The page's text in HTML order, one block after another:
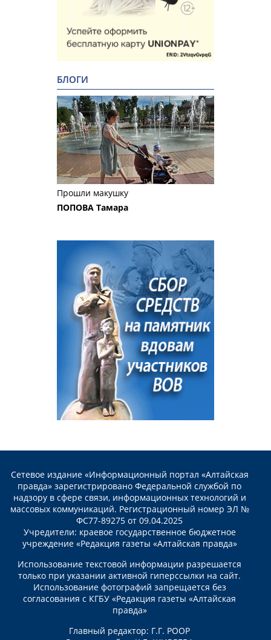
БЛОГИ
Прошли макушку
ПОПОВА Тамара
Сетевое издание «Информационный портал «Алтайская
правда» зарегистрировано Федеральной службой по
надзору в сфере связи, информационных технологий и
массовых коммуникаций. Регистрационный номер ЭЛ №
ФС77-89275 от 09.04.2025
Учредители: краевое государственное бюджетное
учреждение «Редакция газеты «Алтайская правда»
Использование текстовой информации разрешается
только при указании активной гиперссылки на сайт.
Использование фотографий запрещается без
согласования с КГБУ «Редакция газеты «Алтайская
правда»
Главный редактор: Г.Г. РООР